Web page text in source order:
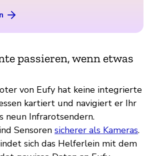
passieren, wenn etwas
von Eufy hat keine integrierte
kartiert und navigiert er Ihr
neun Infrarotsendern.
Sensoren sicherer als Kameras.
sich das Helferlein mit dem